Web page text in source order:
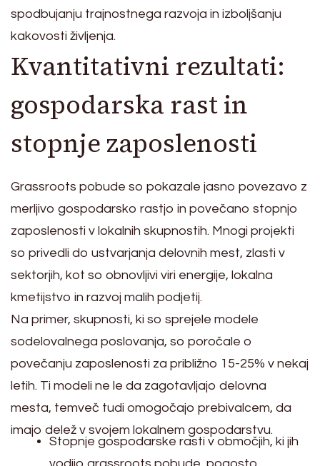
spodbujanju trajnostnega razvoja in izboljšanju
kakovosti življenja.
Kvantitativni rezultati:
gospodarska rast in
stopnje zaposlenosti
Grassroots pobude so pokazale jasno povezavo z
merljivo gospodarsko rastjo in povečano stopnjo
zaposlenosti v lokalnih skupnostih. Mnogi projekti
so privedli do ustvarjanja delovnih mest, zlasti v
sektorjih, kot so obnovljivi viri energije, lokalna
kmetijstvo in razvoj malih podjetij.
Na primer, skupnosti, ki so sprejele modele
sodelovalnega poslovanja, so poročale o
povečanju zaposlenosti za približno 15-25% v nekaj
letih. Ti modeli ne le da zagotavljajo delovna
mesta, temveč tudi omogočajo prebivalcem, da
imajo delež v svojem lokalnem gospodarstvu.
Stopnje gospodarske rasti v območjih, ki jih
vodijo grassroots pobude, pogosto